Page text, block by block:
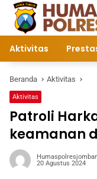
Langsung
konten
Aktivitas
Beranda Aktivitas
Aktivitas
Patroli
keamanan
20 Agustus 2024